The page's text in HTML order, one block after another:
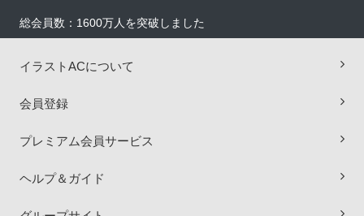
総会員数：1600万人を突破しました
イラストACについて
会員登録
プレミアム会員サービス
ヘルプ＆ガイド